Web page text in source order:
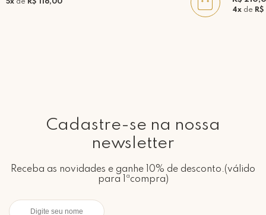
5x de R$ 116,00
4xde
Cadastre-se na nossa
newsletter
Receba as novidades e ganhe 10% de desconto.(válido
para 1ªcompra)